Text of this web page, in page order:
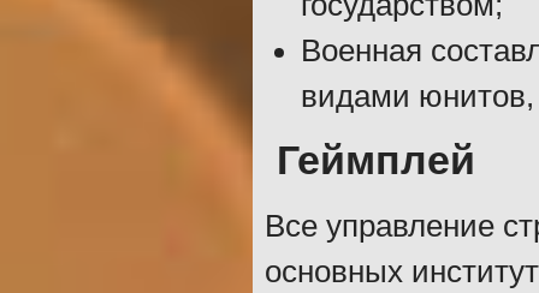
Военная
видами
Геймплей
Все управление
основных